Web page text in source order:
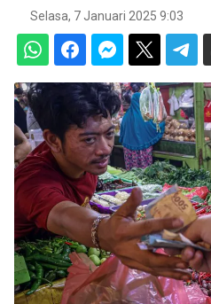
Selasa, 7 Januari 2025 9:03